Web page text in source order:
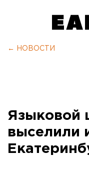
← НОВОСТИ
Языковой
выселили